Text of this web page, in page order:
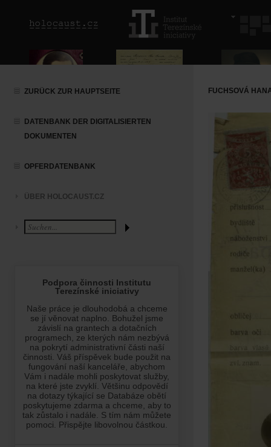
ZURÜCK ZUR HAUPTSEITE
DATENBANK DER DIGITALISIERTEN
DOKUMENTEN
OPFERDATENBANK
ÜBER HOLOCAUST.CZ
FUCHSOVÁ